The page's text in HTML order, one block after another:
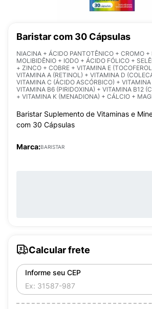
Baristar com 30 Cápsulas
NIACINA + ÁCIDO PANTOTÊNICO + CROMO +
MOLIBIDÊNIO + IODO + ÁCIDO FÓLICO +
+ ZINCO + COBRE + VITAMINA E
VITAMINA A (RETINOL) + VITAMINA D
VITAMINA C (ÁCIDO ASCÓRBICO) +
VITAMINA B6 (PIRIDOXINA) + VITAMINA B12
+ VITAMINA K (MENADIONA) + CÁLCIO +
Baristar Suplemento de Vitaminas e
com 30 Cápsulas
Marca:BARISTAR
Calcular frete
Informe seu CEP